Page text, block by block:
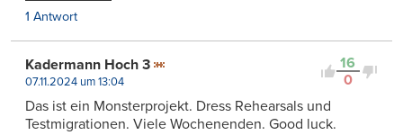
1 Antwort
16
0
Kadermann Hoch 3
07.11.2024 um 13:04
Das ist ein Monsterprojekt. Dress Rehearsals und
Testmigrationen. Viele Wochenenden. Good luck.